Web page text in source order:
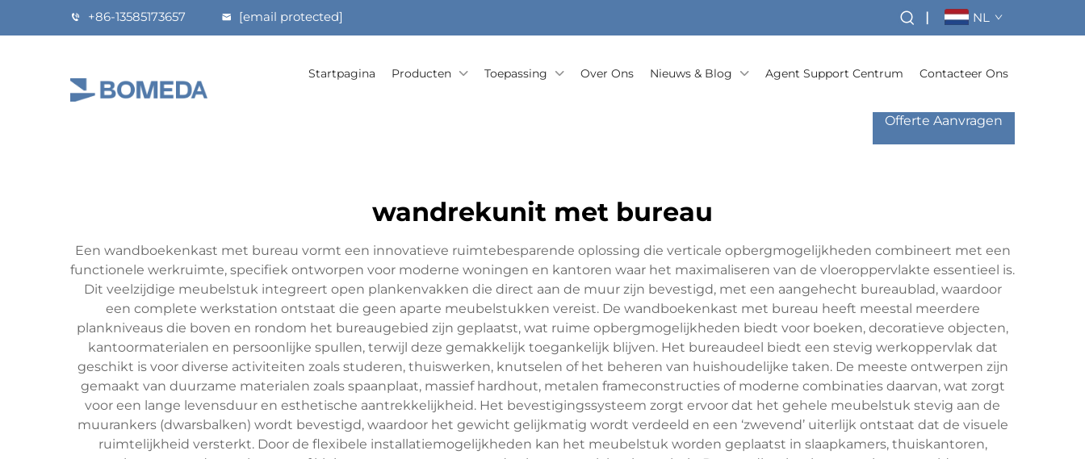
+86-13585173657 [email protected] | NL
Startpagina Producten Toepassing Over Ons Nieuws & Blog Agent Support Centrum Contacteer Ons
Offerte Aanvragen
wandrekunit met bureau
Een wandboekenkast met bureau vormt een innovatieve ruimtebesparende oplossing die verticale opbergmogelijkheden combineert met een
functionele werkruimte, specifiek ontworpen voor moderne woningen en kantoren waar het maximaliseren van de vloeroppervlakte essentieel is.
Dit veelzijdige meubelstuk integreert open plankenvakken die direct aan de muur zijn bevestigd, met een aangehecht bureaublad, waardoor
een complete werkstation ontstaat die geen aparte meubelstukken vereist. De wandboekenkast met bureau heeft meestal meerdere
plankniveaus die boven en rondom het bureaugebied zijn geplaatst, wat ruime opbergmogelijkheden biedt voor boeken, decoratieve objecten,
kantoormaterialen en persoonlijke spullen, terwijl deze gemakkelijk toegankelijk blijven. Het bureaudeel biedt een stevig werkoppervlak dat
geschikt is voor diverse activiteiten zoals studeren, thuiswerken, knutselen of het beheren van huishoudelijke taken. De meeste ontwerpen zijn
gemaakt van duurzame materialen zoals spaanplaat, massief hardhout, metalen frameconstructies of moderne combinaties daarvan, wat zorgt
voor een lange levensduur en esthetische aantrekkelijkheid. Het bevestigingssysteem zorgt ervoor dat het gehele meubelstuk stevig aan de
muurankers (dwarsbalken) wordt bevestigd, waardoor het gewicht gelijkmatig wordt verdeeld en een ‘zwevend’ uiterlijk ontstaat dat de visuele
ruimtelijkheid versterkt. Door de flexibele installatiemogelijkheden kan het meubelstuk worden geplaatst in slaapkamers, thuiskantoren,